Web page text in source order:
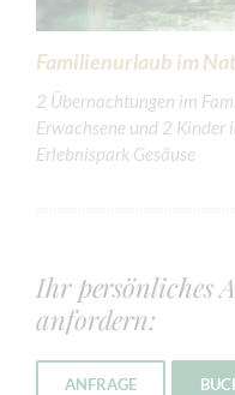
Familienurlaub im
2 Übernachtungen im
Erwachsene und 2 Kinder
Erlebnispark Gesäuse
Ihr persönliches
anfordern:
ANFRAGE